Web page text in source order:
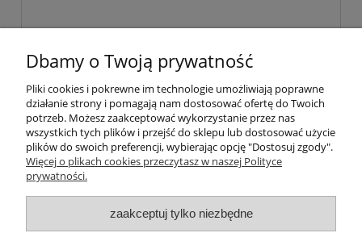
Moje konto
Informacje
Dbamy o Twoją prywatność
Pliki cookies i pokrewne im technologie umożliwiają poprawne
działanie strony i pomagają nam dostosować ofertę do Twoich
potrzeb. Możesz zaakceptować wykorzystanie przez nas
wszystkich tych plików i przejść do sklepu lub dostosować użycie
plików do swoich preferencji, wybierając opcję "Dostosuj zgody".
Więcej o plikach cookies przeczytasz w naszej Polityce
prywatności.
zaakceptuj tylko niezbędne